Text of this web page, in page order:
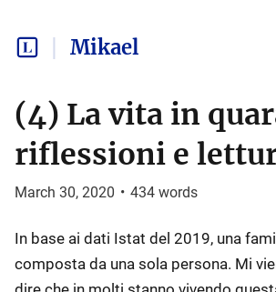
Mikael
(4) La vita in
riflessioni e
March 30, 2020 • 434 words
In base ai dati Istat del 2019, una
composta da una sola persona. Mi